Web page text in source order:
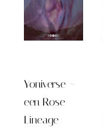
Yoniverse ~
een Rose
Lineage